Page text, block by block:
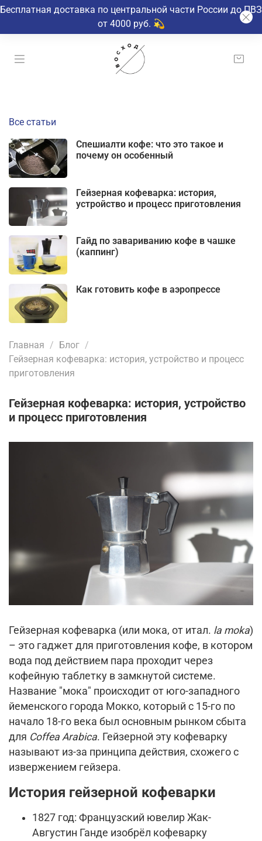
Бесплатная доставка по центральной части России до ПВЗ
от 4000 руб. 💫
Главная
Блог
Гейзерная кофеварка: история, устройство и процесс
приготовления
Гейзерная кофеварка: история, устройство
и процесс приготовления
Гейзерная кофеварка (или мока, от итал. la moka)
– это гаджет для приготовления кофе, в котором
вода под действием пара проходит через
кофейную таблетку в замкнутой системе.
Название "мока" происходит от юго-западного
йеменского города Мокко, который с 15-го по
начало 18-го века был основным рынком сбыта
для Coffea Arabica. Гейзерной эту кофеварку
называют из-за принципа действия, схожего с
извержением гейзера.
История гейзерной кофеварки
1827 год: Французский ювелир Жак-
Августин Ганде изобрёл кофеварку
Все статьи
Спешиалти кофе: что это такое и
почему он особенный
Гейзерная кофеварка: история,
устройство и процесс приготовления
Гайд по завариванию кофе в чашке
(каппинг)
Как готовить кофе в аэропрессе